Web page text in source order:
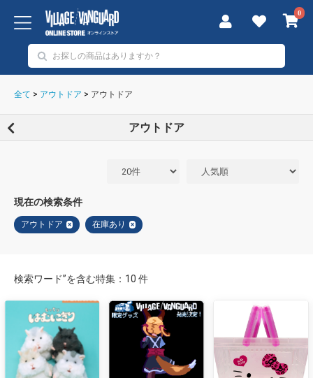
0
全て > アウトドア > アウトドア
アウトドア
現在の検索条件
アウトドア × 在庫あり ×
検索ワード”を含む特集：10 件